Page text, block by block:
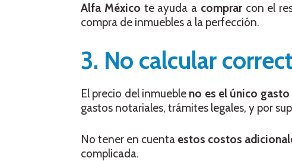
Alfa México te ayuda a comprar con el
compra de inmuebles a la perfección.
3. No calcular
El precio del inmueble no es el único
gastos notariales, trámites legales, y por
No tener en cuenta estos costos
complicada.